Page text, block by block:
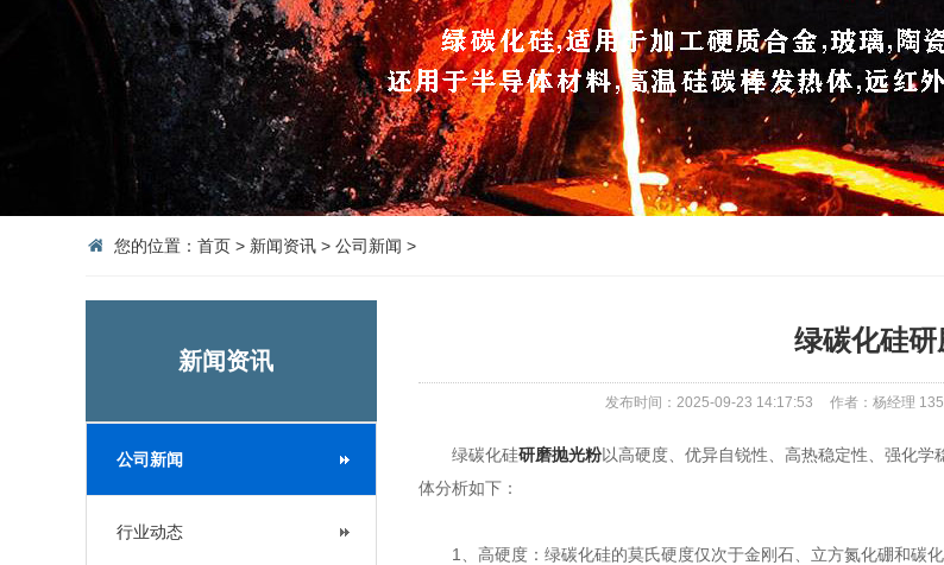
您的位置： 首页 > 新闻资讯 > 公司新闻 >
新闻资讯
公司新闻
行业动态
绿碳化硅
发布时间：2025-09-23 14:17:53 作者：杨经理
绿碳化硅研磨抛光粉以高硬度、优异自锐性、高热稳定性、强化
体分析如下：
1、高硬度：绿碳化硅的莫氏硬度仅次于金刚石、立方氮化硼和碳